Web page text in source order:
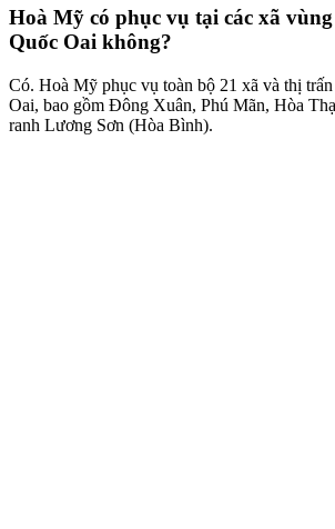
Hoà Mỹ có phục vụ tại các xã
Quốc Oai không?
Có. Hoà Mỹ phục vụ toàn bộ 21 xã và thị
Oai, bao gồm Đông Xuân, Phú Mãn, Hòa
ranh Lương Sơn (Hòa Bình).